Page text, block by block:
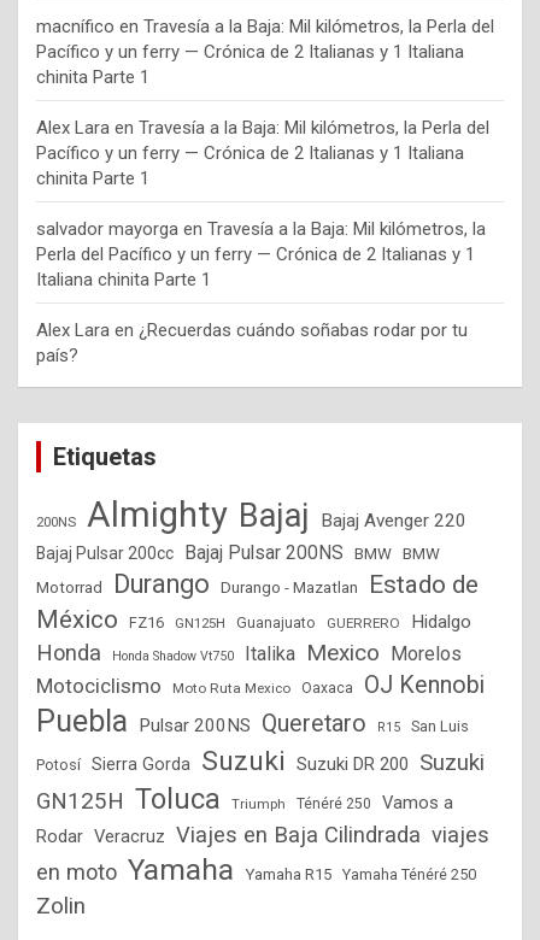
macnífico en Travesía a la Baja: Mil kilómetros, la Perla del
Pacífico y un ferry — Crónica de 2 Italianas y 1 Italiana
chinita Parte 1
Alex Lara en Travesía a la Baja: Mil kilómetros, la Perla del
Pacífico y un ferry — Crónica de 2 Italianas y 1 Italiana
chinita Parte 1
salvador mayorga en Travesía a la Baja: Mil kilómetros, la
Perla del Pacífico y un ferry — Crónica de 2 Italianas y 1
Italiana chinita Parte 1
Alex Lara en ¿Recuerdas cuándo soñabas rodar por tu
país?
Etiquetas
200NS Almighty Bajaj Bajaj Avenger 220
Bajaj Pulsar 200cc Bajaj Pulsar 200NS BMW BMW
Motorrad
Durango Durango - Mazatlan
Estado de
México
FZ16 GN125H Guanajuato GUERRERO Hidalgo
Honda Honda Shadow Vt750 Italika Mexico Morelos
Motociclismo Moto Ruta Mexico Oaxaca OJ Kennobi
Puebla Pulsar 200NS Queretaro R15 San Luis
Potosí Sierra Gorda Suzuki Suzuki DR 200
Suzuki
GN125H Toluca Triumph Ténéré 250
Vamos a
Rodar Veracruz Viajes en Baja Cilindrada viajes
en moto Yamaha Yamaha R15 Yamaha Ténéré 250
Zolin